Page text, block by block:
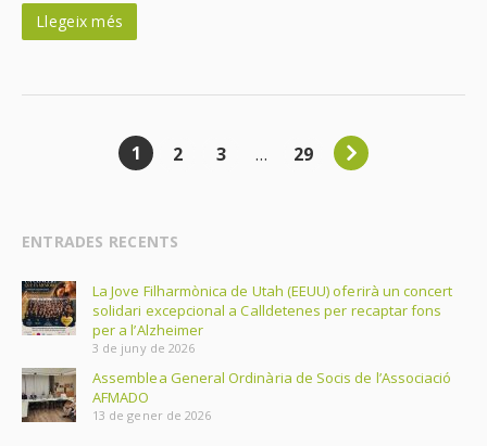
Llegeix més
1 2 3 … 29
ENTRADES RECENTS
La Jove Filharmònica de Utah (EEUU) oferirà un concert
solidari excepcional a Calldetenes per recaptar fons
per a l’Alzheimer
3 de juny de 2026
Assemblea General Ordinària de Socis de l’Associació
AFMADO
13 de gener de 2026